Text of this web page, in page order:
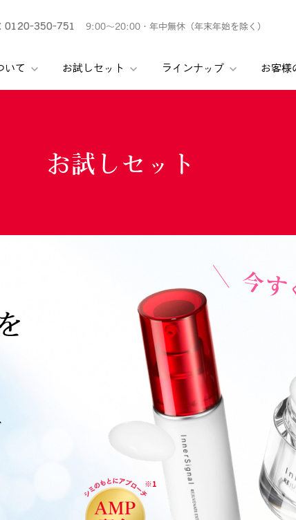
：0120-350-751 9:00〜20:00・年中無休（年末年始を除く）
いて お試しセット ラインナップ お客様
お試しセット